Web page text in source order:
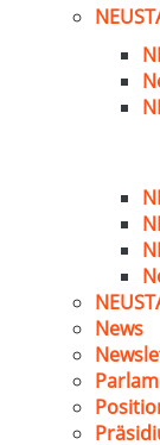
News